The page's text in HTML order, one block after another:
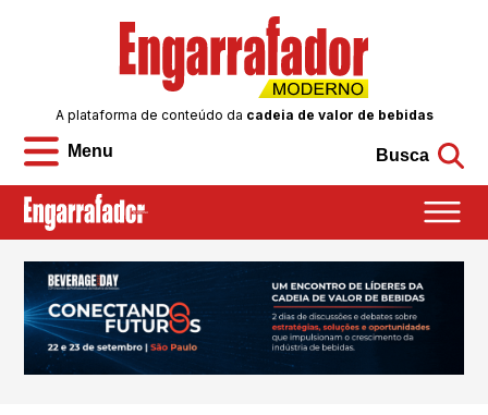
Menu
A plataforma de conteúdo da cadeia de valor de bebidas
Busca